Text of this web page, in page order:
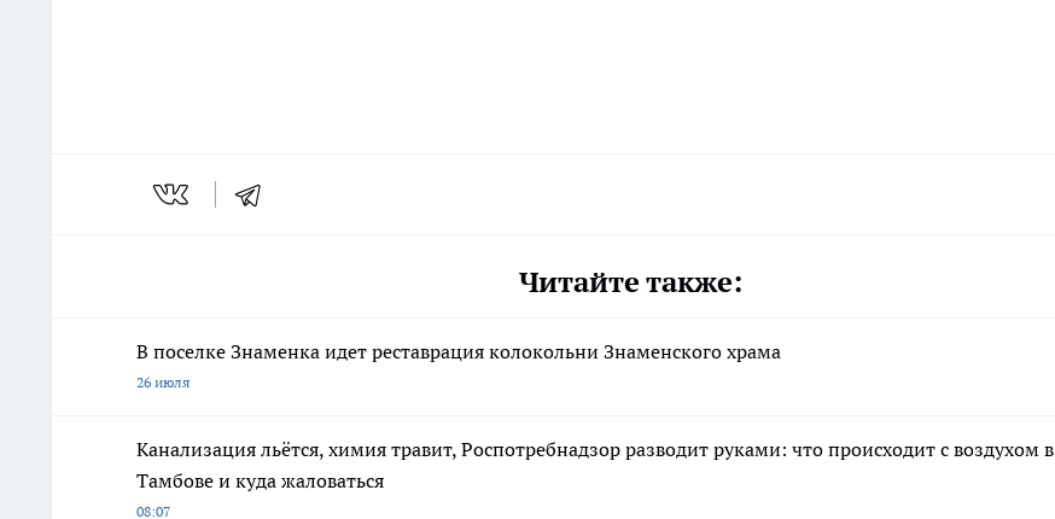
Читайте также:
В поселке Знаменка идет реставрация колокольни Знаменского храма
26 июля
Канализация льётся, химия травит, Роспотребнадзор разводит руками: что происходит с воздухом в
Тамбове и куда жаловаться
08:07